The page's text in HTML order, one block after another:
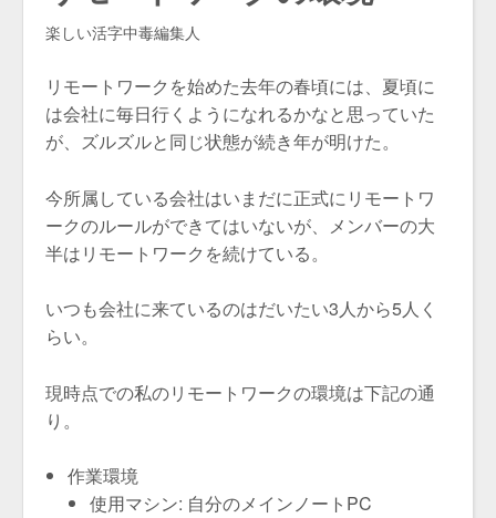
楽しい活字中毒編集人
リモートワークを始めた去年の春頃には、夏頃に
は会社に毎日行くようになれるかなと思っていた
が、ズルズルと同じ状態が続き年が明けた。
今所属している会社はいまだに正式にリモートワ
ークのルールができてはいないが、メンバーの大
半はリモートワークを続けている。
いつも会社に来ているのはだいたい3人から5人く
らい。
現時点での私のリモートワークの環境は下記の通
り。
作業環境
使用マシン: 自分のメインノートPC